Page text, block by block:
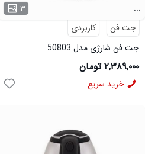
۳
...
جت فن
کاربردی
جت فن شارژی مدل 50803
۲,۳۸۹,۰۰۰ تومان
خرید سریع